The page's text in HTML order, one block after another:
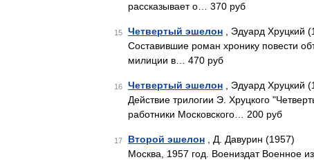
рассказывает о… 370 руб
15 Четвертый эшелон , Эдуард Хруцкий
Составившие роман хронику повести
милиции в… 470 руб
16 Четвертый эшелон , Эдуард Хруцкий
Действие трилогии Э. Хруцкого
работники Московского… 200 руб
17 Второй эшелон , Д. Давурин (1957)
Москва, 1957 год. Воениздат Военное